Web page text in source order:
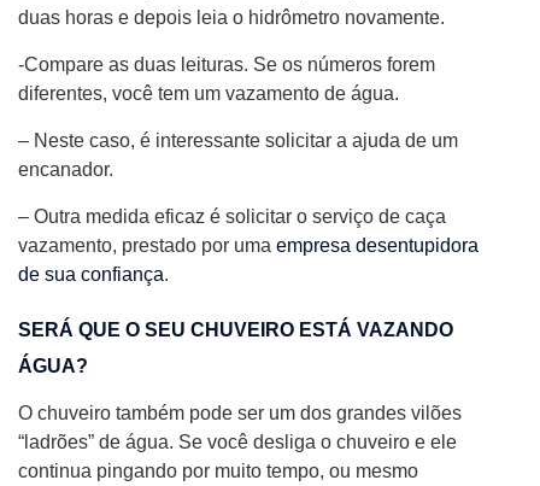
duas horas e depois leia o hidrômetro novamente.
-Compare as duas leituras. Se os números forem
diferentes, você tem um vazamento de água.
– Neste caso, é interessante solicitar a ajuda de um
encanador.
– Outra medida eficaz é solicitar o serviço de caça
vazamento, prestado por uma empresa desentupidora
de sua confiança.
SERÁ QUE O SEU CHUVEIRO ESTÁ VAZANDO
ÁGUA?
O chuveiro também pode ser um dos grandes vilões
“ladrões” de água. Se você desliga o chuveiro e ele
continua pingando por muito tempo, ou mesmo